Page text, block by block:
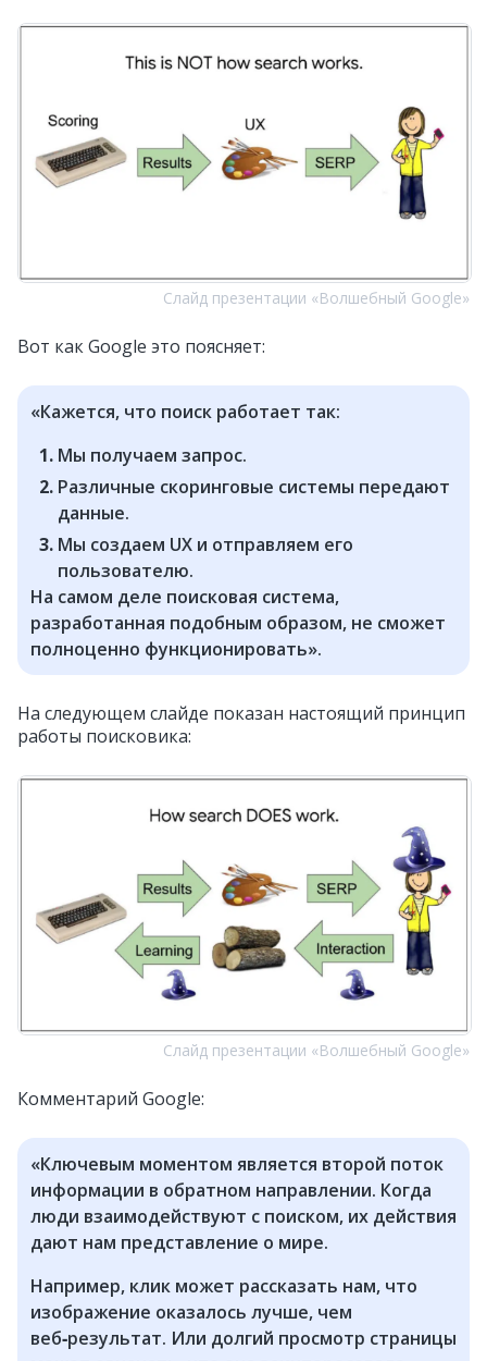
Слайд презентации «Волшебный Google»
Вот как Google это поясняет:
«Кажется, что поиск работает так:
Мы получаем запрос.
Различные скоринговые системы передают
данные.
Мы создаем UX и отправляем его
пользователю.
На самом деле поисковая система,
разработанная подобным образом, не сможет
полноценно функционировать».
На следующем слайде показан настоящий принцип
работы поисковика:
Слайд презентации «Волшебный Google»
Комментарий Google:
«Ключевым моментом является второй поток
информации в обратном направлении. Когда
люди взаимодействуют с поиском, их действия
дают нам представление о мире.
Например, клик может рассказать нам, что
изображение оказалось лучше, чем
веб‑результат. Или долгий просмотр страницы